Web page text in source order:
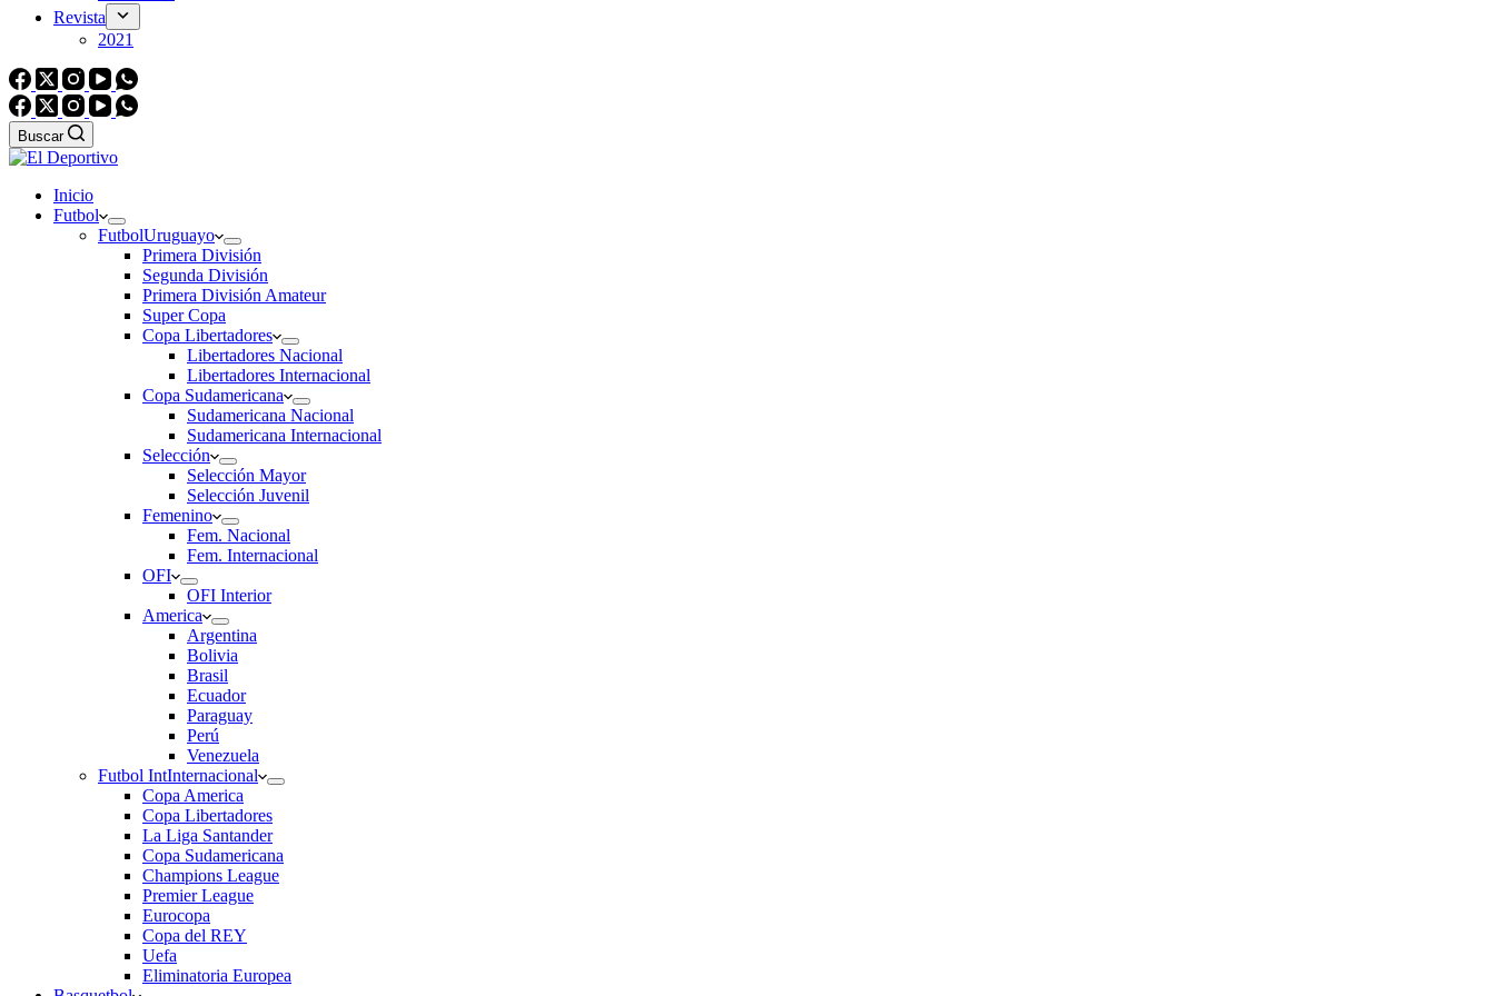
Revista
2021
Buscar
Inicio
Futbol
FutbolUruguayo
Primera División
Segunda División
Primera División Amateur
Super Copa
Copa Libertadores
Libertadores Nacional
Libertadores Internacional
Copa Sudamericana
Sudamericana Nacional
Sudamericana Internacional
Selección
Selección Mayor
Selección Juvenil
Femenino
Fem. Nacional
Fem. Internacional
OFI
OFI Interior
America
Argentina
Bolivia
Brasil
Ecuador
Paraguay
Perú
Venezuela
Futbol IntInternacional
Copa America
Copa Libertadores
La Liga Santander
Copa Sudamericana
Champions League
Premier League
Eurocopa
Copa del REY
Uefa
Eliminatoria Europea